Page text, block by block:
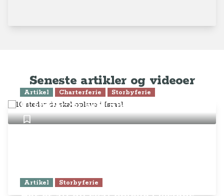
Seneste artikler og videoer
Artikel Charterferie Storbyferie
10 steder du skal opleve i Israel
Artikel Storbyferie